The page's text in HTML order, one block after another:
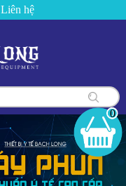
Liên hệ
0